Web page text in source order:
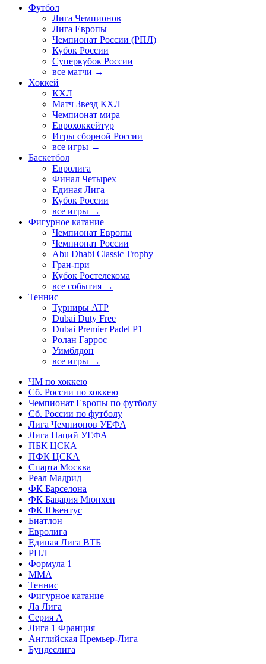
Футбол
Лига Чемпионов
Лига Европы
Чемпионат России (РПЛ)
Кубок России
Суперкубок России
все матчи →
Хоккей
КХЛ
Матч Звезд КХЛ
Чемпионат мира
Еврохоккейтур
Игры сборной России
все игры →
Баскетбол
Евролига
Финал Четырех
Единая Лига
Кубок России
все игры →
Фигурное катание
Чемпионат Европы
Чемпионат России
Abu Dhabi Classic Trophy
Гран-при
Кубок Ростелекома
все события →
Теннис
Турниры ATP
Dubai Duty Free
Dubai Premier Padel P1
Ролан Гаррос
Уимблдон
все игры →
ЧМ по хоккею
Сб. России по хоккею
Чемпионат Европы по футболу
Сб. России по футболу
Лига Чемпионов УЕФА
Лига Наций УЕФА
ПБК ЦСКА
ПФК ЦСКА
Спарта Москва
Реал Мадрид
ФК Барселона
ФК Бавария Мюнхен
ФК Ювентус
Биатлон
Евролига
Единая Лига ВТБ
РПЛ
Формула 1
MMA
Теннис
Фигурное катание
Ла Лига
Серия А
Лига 1 Франция
Английская Премьер-Лига
Бундеслига